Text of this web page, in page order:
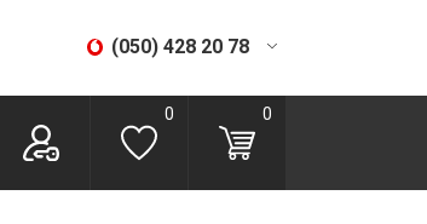
(050) 428 20 78
(067) 293 28 56
0 0